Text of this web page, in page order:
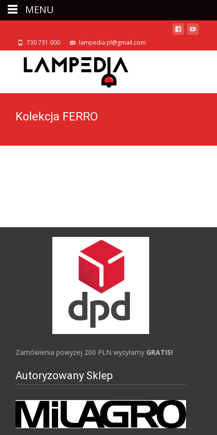
730 731 000 lampedia.pl@gmail.com
Kolekcja FERRO
Zamówienia powyżej 200 PLN wysyłamy GRATIS!
Autoryzowany Sklep
MENU